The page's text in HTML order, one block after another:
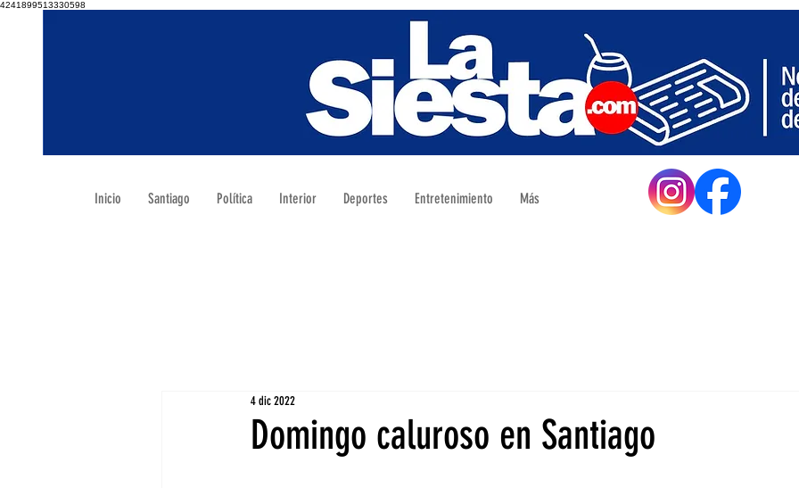
4241899513330598
Inicio Santiago Política Interior Deportes Entretenimiento Más
Domingo caluroso en Santiago
4 dic 2022